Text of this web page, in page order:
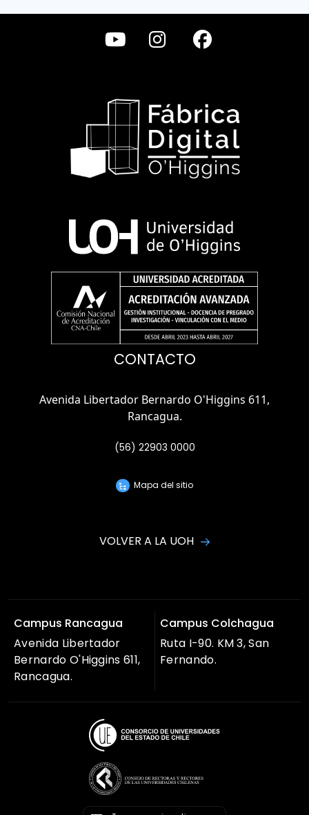
CONTACTO
Avenida Libertador Bernardo O'Higgins 611,
Rancagua.
(56) 22903 0000
Mapa del sitio
VOLVER A LA UOH
Campus Rancagua
Avenida Libertador
Bernardo O'Higgins 611,
Rancagua.
Campus Colchagua
Ruta I-90. KM 3, San
Fernando.